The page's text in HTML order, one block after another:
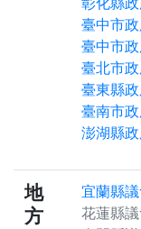
彰化縣
臺中市
臺中市
臺北市
臺東縣
臺南市
澎湖縣
地
方
宜蘭縣議
花蓮縣議